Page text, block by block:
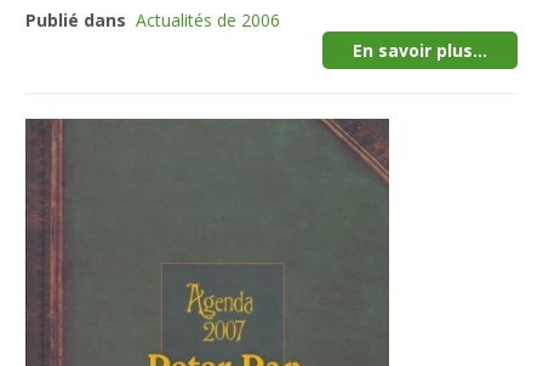
Publié dans Actualités de 2006
En savoir plus...